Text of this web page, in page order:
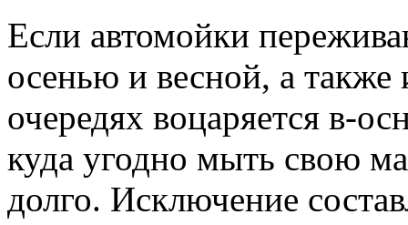
Если автомойки
осенью и весной, а
очередях воцаряется в-
куда угодно мыть свою
долго. Исключение